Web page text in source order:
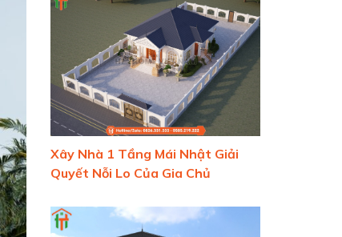
Xây Nhà 1 Tầng Mái Nhật Giải
Quyết Nỗi Lo Của Gia Chủ